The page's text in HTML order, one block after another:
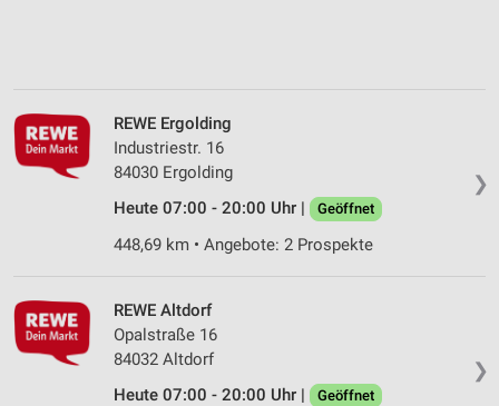
❯
REWE Ergolding
Industriestr. 16
84030 Ergolding
Heute 07:00 - 20:00 Uhr |
Geöffnet
448,69 km • Angebote: 2 Prospekte
❯
REWE Altdorf
Opalstraße 16
84032 Altdorf
Heute 07:00 - 20:00 Uhr |
Geöffnet